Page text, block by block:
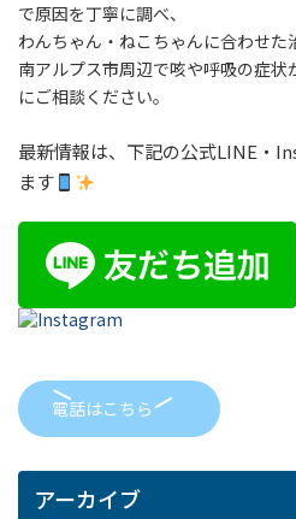
で原因を丁寧に調べ、
わんちゃん・ねこちゃんに合わせた
南アルプス市周辺で咳や呼吸の症
にご相談ください。
最新情報は、下記の公式LINE・
ます
電話はこちら
アーカイブ